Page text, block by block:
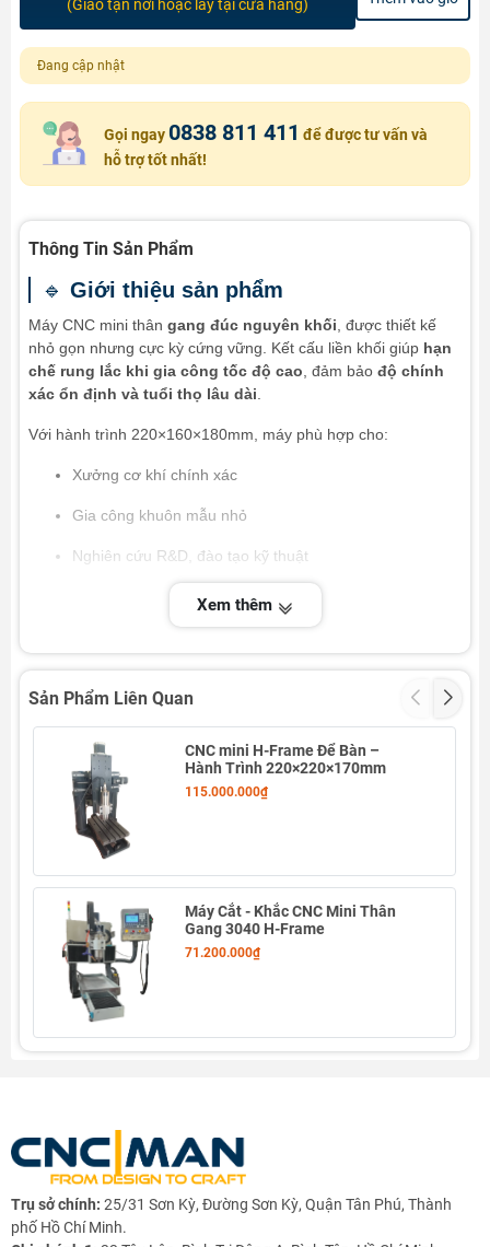
(Giao tận nơi hoặc lấy tại cửa hàng)
Đang cập nhật
Gọi ngay 0838 811 411 để được tư vấn và
hỗ trợ tốt nhất!
Thông Tin Sản Phẩm
🔹 Giới thiệu sản phẩm
Máy CNC mini thân gang đúc nguyên khối , được thiết kế
nhỏ gọn nhưng cực kỳ cứng vững. Kết cấu liền khối giúp hạn
chế rung lắc khi gia công tốc độ cao , đảm bảo độ chính
xác ổn định và tuổi thọ lâu dài
Với hành trình 220×160×180mm, máy phù hợp cho:
Xưởng cơ khí chính xác
Gia công khuôn mẫu nhỏ
Nghiên cứu R&D, đào tạo kỹ thuật
Gia công chi tiết kim loại và vật liệu phi kim
hàng có sẵn số lượng lớn, giá ưu đãicho dự án và khách
THÔNG SỐ KỸ THUẬT
Model CNC XYZ-220
Kiểu máy
Máy CNC mini đúc gang nguyên
khối – 3 trục (hỗ trợ mở rộng 4–5
Xem thêm
Sản Phẩm Liên Quan
CNC mini H-Frame Để Bàn –
Hành Trình 220×220×170mm
115.000.000₫
Máy Cắt - Khắc CNC Mini Thân
Gang 3040 H-Frame
71.200.000₫
Trụ sở chính: 25/31 Sơn Kỳ, Đường Sơn Kỳ, Quận Tân Phú, Thành
phố Hồ Chí Minh.